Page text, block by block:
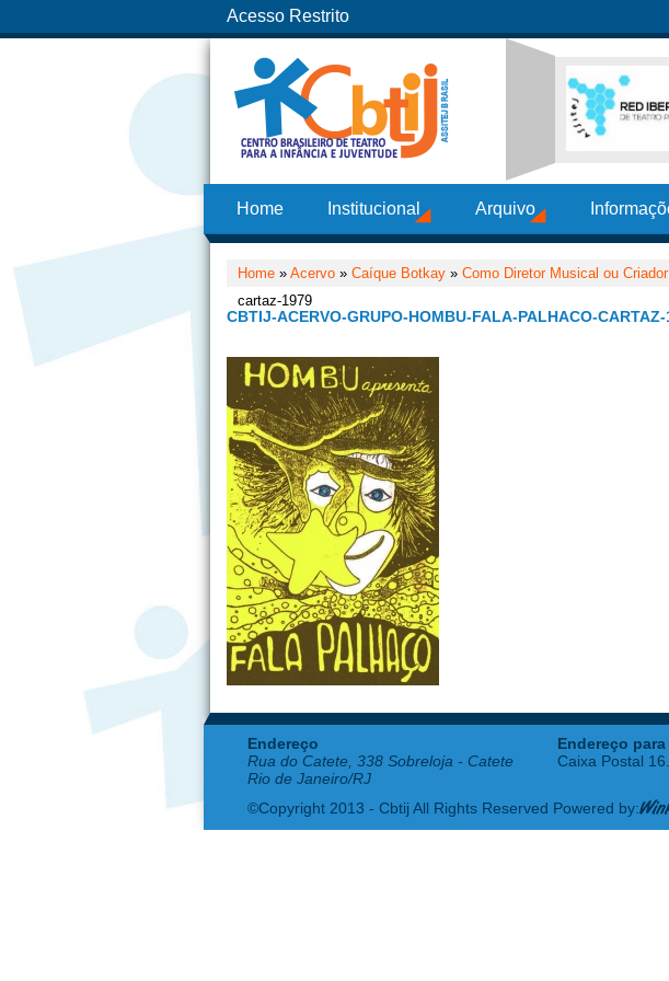
Acesso Restrito
Home Institucional Arquivo
Home » Acervo » Caíque Botkay » Como Diretor Musical ou
cartaz-1979
CBTIJ-ACERVO-GRUPO-HOMBU-FALA-PALHACO-
Endereço
Rua do Catete, 338 Sobreloja - Catete
Rio de Janeiro/RJ
Endereço
Caixa Postal
©Copyright 2013 - Cbtij All Rights Reserved Powered by: